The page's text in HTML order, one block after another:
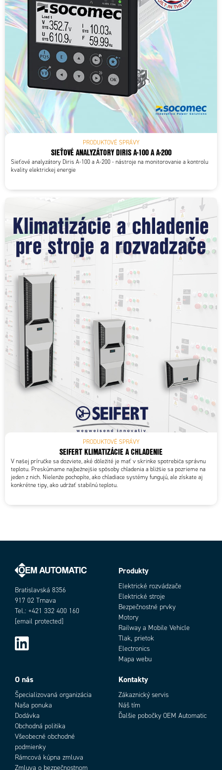
PRODUKTOVÉ SPRÁVY
SIEŤOVÉ ANALYZÁTORY DIRIS A-100 A A-200
Sieťové analyzátory Diris A-100 a A-200 - nástroje na monitorovanie a kontrolu
kvality elektrickej energie
PRODUKTOVÉ SPRÁVY
SEIFERT KLIMATIZÁCIE A CHLADENIE
V našej príručke sa dozviete, aké dôležité je mať v skrinke spotrebiča správnu
teplotu. Preskúmame najbežnejšie spôsoby chladenia a bližšie sa pozrieme na
jeden z nich. Nielenže pochopíte, ako chladiace systémy fungujú, ale získate aj
konkrétne tipy, ako udržať stabilnú teplotu.
Bratislavská 8356
917 02 Trnava
Tel.: +421 332 400 160
[email protected]
Produkty
Elektrické rozvádzače
Elektrické stroje
Bezpečnostné prvky
Motory
Railway a Mobile Vehicle
Tlak, prietok
Electronics
Mapa webu
O nás
Špecializovaná organizácia
Naša ponuka
Dodávka
Obchodná politika
Všeobecné obchodné
podmienky
Rámcová kúpna zmluva
Zmluva o bezpečnostnom
Kontakty
Zákaznický servis
Náš tím
Ďalšie pobočky OEM Automatic